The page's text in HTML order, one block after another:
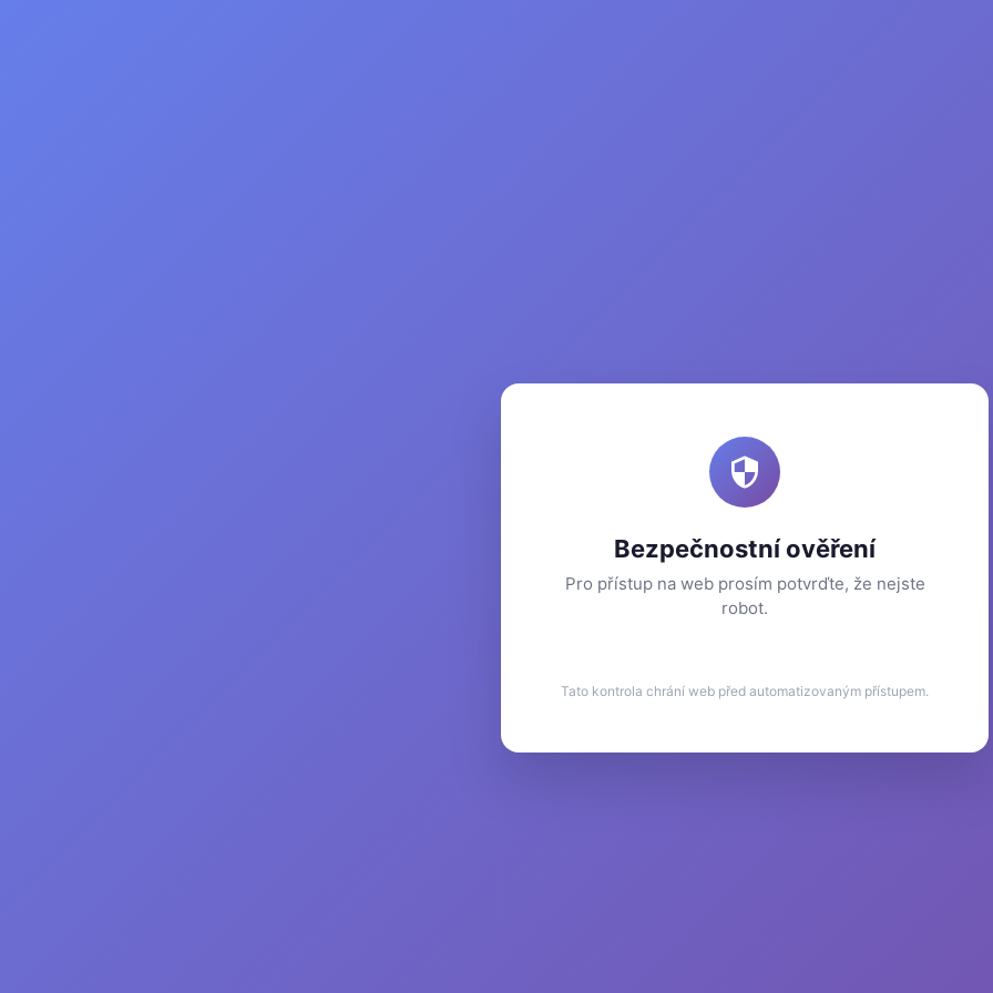
Bezpečnostní ověření
Pro přístup na web prosím potvrďte, že nejste
robot.
Tato kontrola chrání web před automatizovaným přístupem.